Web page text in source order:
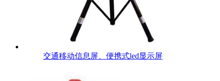
交通移动信息屏、便携式led显示屏